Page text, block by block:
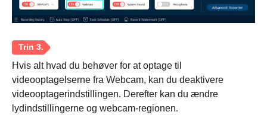
Hvis alt hvad du behøver for at optage til
videooptagelserne fra Webcam, kan du deaktivere
videooptagerindstillingen. Derefter kan du ændre
lydindstillingerne og webcam-regionen.